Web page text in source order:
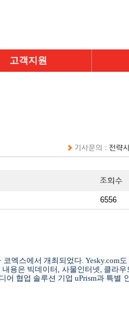
고객지원
6556
코엑스에서 개최되었다. Yesky.com도
내용은 빅데이터, 사물인터넷, 클라우
어 협업 솔루션 기업 uPrism과 특별